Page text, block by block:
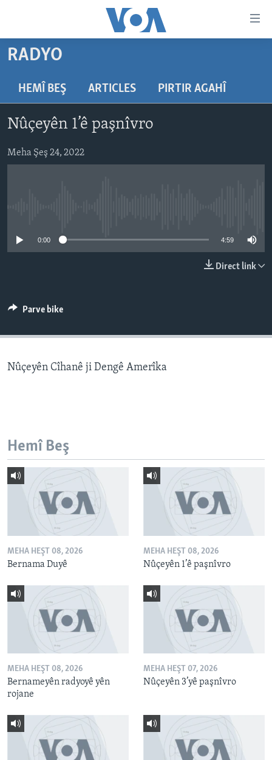
Yekser
here
naveroka
serekî
here
serekî
NÛÇE
FOTO GALERÎ
RADYO
AMERÎKA
TIRKÎYE
ROJHILATA NAVÎN
SERNIVÎS
Learning English
Zimanên Din
RADYO
HEMÎ BEŞ ARTICLES PIRTIR AGAHÎ
Nûçeyên 1’ê paşnîvro
Meha Şeş 24, 2022
0:00 4:59
Direct link
Parve bike
Nûçeyên Cîhanê ji Dengê Amerîka
Hemî Beş
MEHA HEŞT 08, 2026
Bernama Duyê
MEHA HEŞT 08, 2026
Nûçeyên 1’ê paşnîvro
MEHA HEŞT 08, 2026
Bernameyên radyoyê yên
rojane
MEHA HEŞT 07, 2026
Nûçeyên 3’yê paşnîvro